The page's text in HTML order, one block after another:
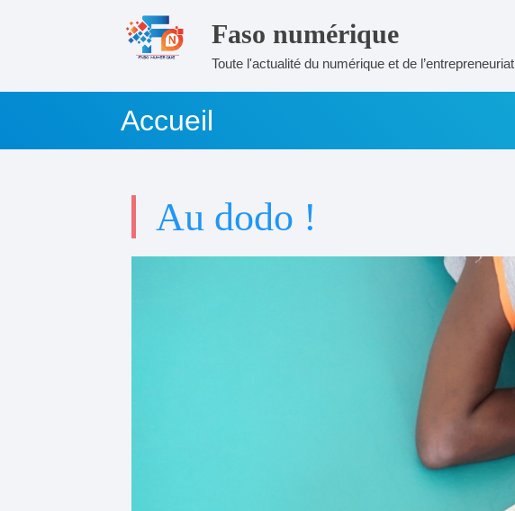
Faso numérique
Toute l'actualité du numérique et de l’entrepreneuriat
Accueil
Au dodo !